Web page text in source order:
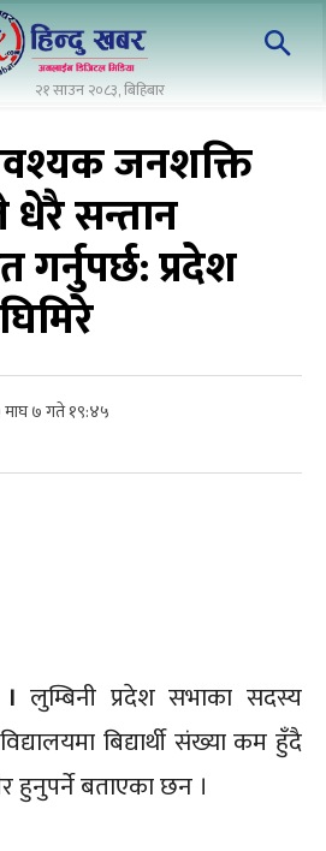
२१ साउन २०८३, बिहिबार
जनशक्ति
सन्तान
गर्नुपर्छ: प्रदेश
७ गते १९:४५
।लुम्बिनी प्रदेश सभाका सदस्य
बिद्यार्थी संख्या कम हुँदै
हुनुपर्ने बताएका छन ।